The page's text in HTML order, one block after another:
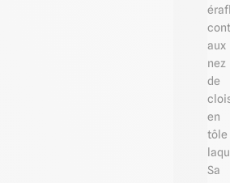
aux
nez
de
en
tôle
Sa
vos Options